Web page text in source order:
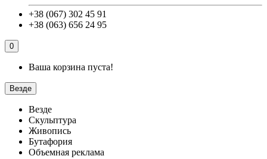
+38 (067) 302 45 91
+38 (063) 656 24 95
0
Ваша корзина пуста!
Везде
Везде
Скульптура
Живопись
Бутафория
Объемная реклама